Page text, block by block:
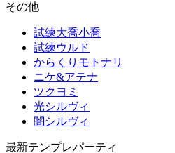
その他
試練大喬小喬
試練ウルド
からくりモトナリ
ニケ&アテナ
ツクヨミ
光シルヴィ
闇シルヴィ
最新テンプレパーティ